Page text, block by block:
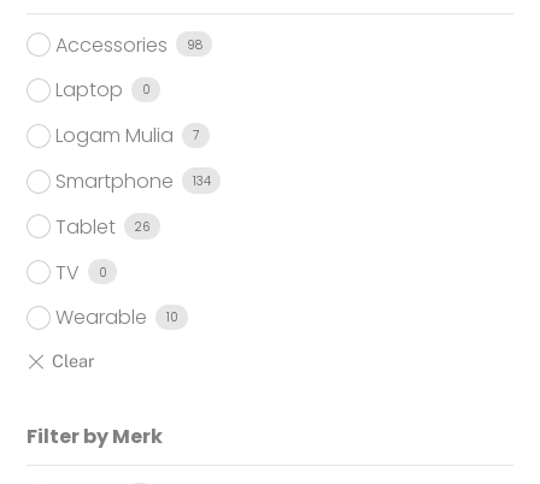
Accessories 98
Laptop 0
Logam Mulia 7
Smartphone 134
Tablet 26
TV 0
Wearable 10
Filter by Merk